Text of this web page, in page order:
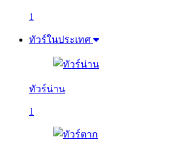
1
ทัวร์ในประเทศ
ทัวร์น่าน
1